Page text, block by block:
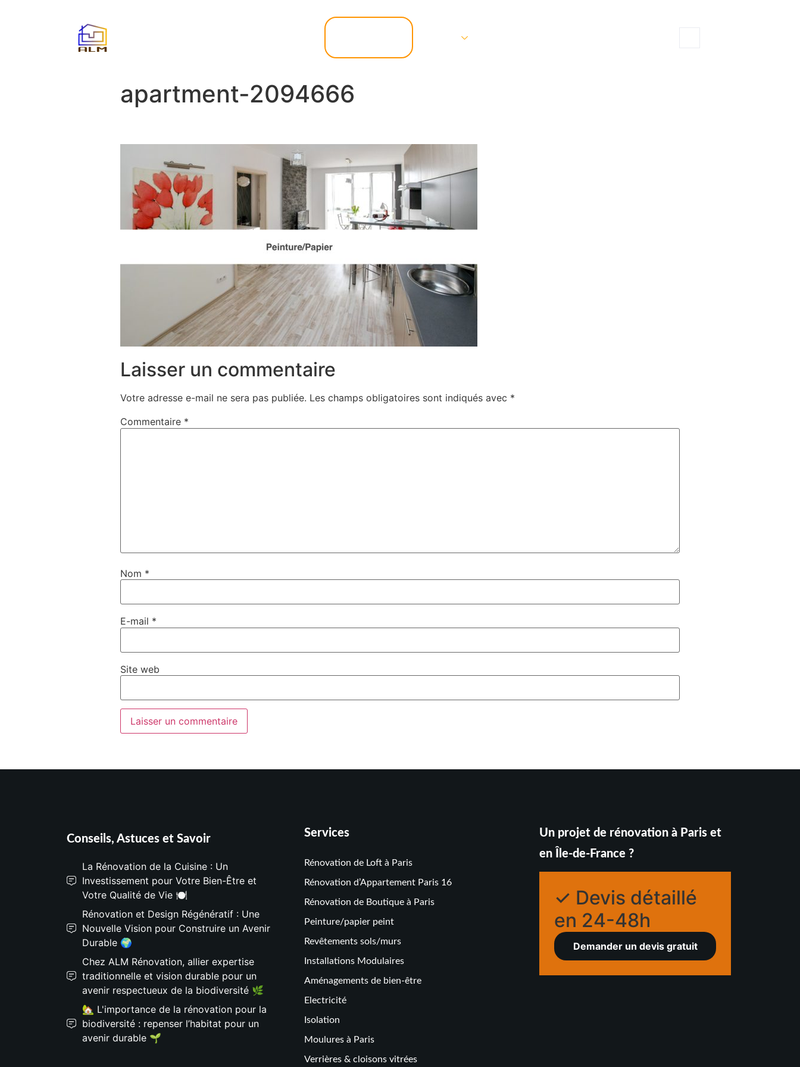
apartment-2094666
Laisser un commentaire
Votre adresse e-mail ne sera pas publiée. Les champs obligatoires sont indiqués avec *
Commentaire *
Nom *
E-mail *
Site web
Conseils, Astuces et Savoir
La Rénovation de la Cuisine : Un
Investissement pour Votre Bien-Être et
Votre Qualité de Vie 🍽️
Rénovation et Design Régénératif : Une
Nouvelle Vision pour Construire un Avenir
Durable 🌍
Chez ALM Rénovation, allier expertise
traditionnelle et vision durable pour un
avenir respectueux de la biodiversité 🌿
🏡 L'importance de la rénovation pour la
biodiversité : repenser l’habitat pour un
avenir durable 🌱
Services
Rénovation de Loft à Paris
Rénovation d’Appartement Paris 16
Rénovation de Boutique à Paris
Peinture/papier peint
Revêtements sols/murs
Installations Modulaires
Aménagements de bien-être
Electricité
Isolation
Moulures à Paris
Verrières & cloisons vitrées
Un projet de rénovation à Paris et
en Île-de-France ?
✓ Devis détaillé
en 24-48h
Demander un devis gratuit